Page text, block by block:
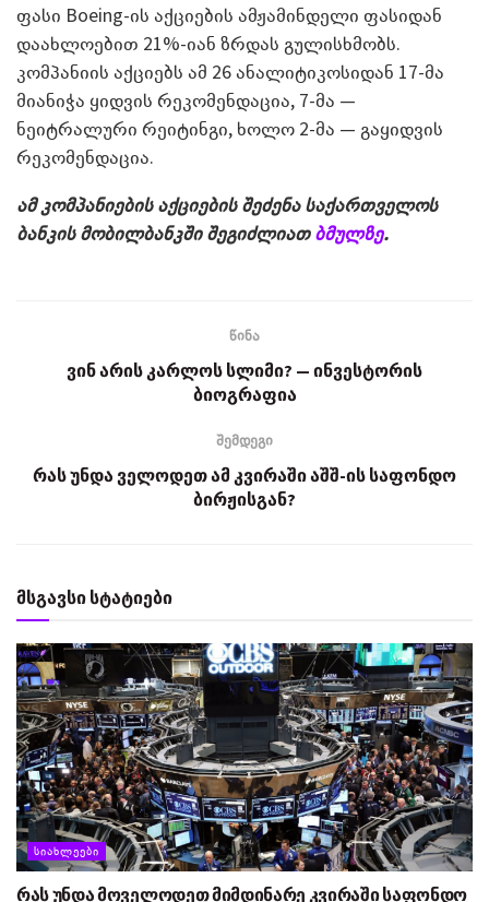
ფასი Boeing-ის აქციების ამჟამინდელი ფასიდან
დაახლოებით 21%-იან ზრდას გულისხმობს.
კომპანიის აქციებს ამ 26 ანალიტიკოსიდან 17-მა
მიანიჭა ყიდვის რეკომენდაცია, 7-მა —
ნეიტრალური რეიტინგი, ხოლო 2-მა — გაყიდვის
რეკომენდაცია.
ამ კომპანიების აქციების შეძენა საქართველოს
ბანკის მობილბანკში შეგიძლიათბმულზე.
წინა
ვინ არის კარლოს სლიმი? — ინვესტორის
ბიოგრაფია
შემდეგი
რას უნდა ველოდეთ ამ კვირაში აშშ-ის საფონდო
ბირჟისგან?
მსგავსი სტატიები
ᲡᲘᲐᲮᲚᲔᲔᲑᲘ
რას უნდა მოველოდეთ მიმდინარე კვირაში საფონდო